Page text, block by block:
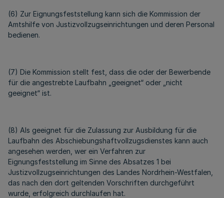
(6) Zur Eignungsfeststellung kann sich die Kommission der
Amtshilfe von Justizvollzugseinrichtungen und deren Personal
bedienen.
(7) Die Kommission stellt fest, dass die oder der Bewerbende
für die angestrebte Laufbahn „geeignet“ oder „nicht
geeignet“ ist.
(8) Als geeignet für die Zulassung zur Ausbildung für die
Laufbahn des Abschiebungshaftvollzugsdienstes kann auch
angesehen werden, wer ein Verfahren zur
Eignungsfeststellung im Sinne des Absatzes 1 bei
Justizvollzugseinrichtungen des Landes Nordrhein-Westfalen,
das nach den dort geltenden Vorschriften durchgeführt
wurde, erfolgreich durchlaufen hat.